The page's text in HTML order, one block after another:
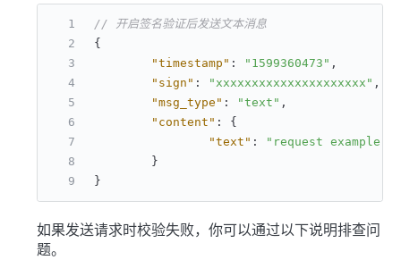
// 开启签名验证后发送文本消息
{
"timestamp" : "1599360473" ,
"sign" : "xxxxxxxxxxxxxxxxxxxxx" ,
"msg_type" : "text" ,
"content" :
{
"text" :
"request example"
}
}
如果发送请求时校验失败，你可以通过以下说明排查问
题。